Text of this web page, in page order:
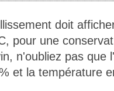
doit
pour une
n'oubliez pas que
et la température